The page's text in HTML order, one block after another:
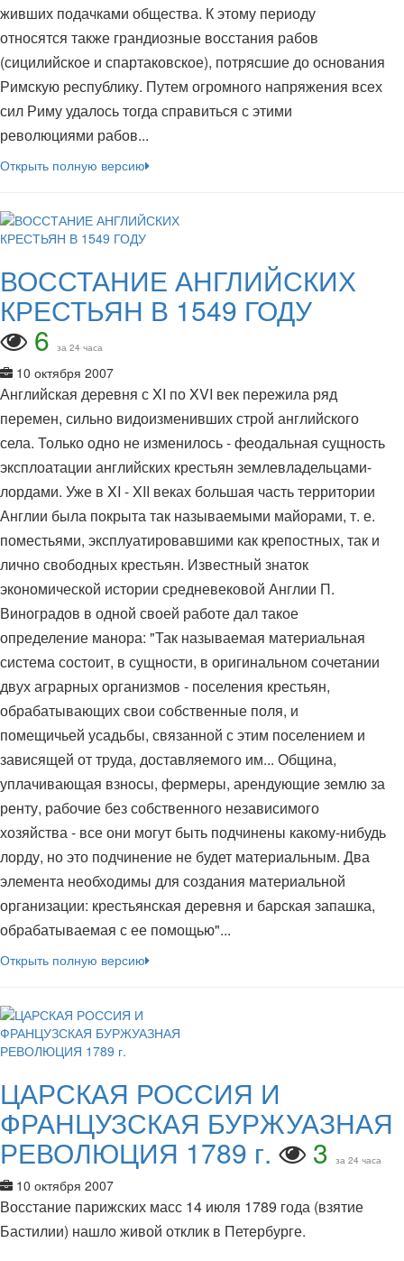
живших подачками общества. К этому периоду
относятся также грандиозные восстания рабов
(сицилийское и спартаковское), потрясшие до основания
Римскую республику. Путем огромного напряжения всех
сил Риму удалось тогда справиться с этими
революциями рабов...
Открыть полную версию
ВОССТАНИЕ АНГЛИЙСКИХ
КРЕСТЬЯН В 1549 ГОДУ
6 за 24 часа
10 октября 2007
Английская деревня с XI по XVI век пережила ряд
перемен, сильно видоизменивших строй английского
села. Только одно не изменилось - феодальная сущность
эксплоатации английских крестьян землевладельцами-
лордами. Уже в XI - XII веках большая часть территории
Англии была покрыта так называемыми майорами, т. е.
поместьями, эксплуатировавшими как крепостных, так и
лично свободных крестьян. Известный знаток
экономической истории средневековой Англии П.
Виноградов в одной своей работе дал такое
определение манора: "Так называемая материальная
система состоит, в сущности, в оригинальном сочетании
двух аграрных организмов - поселения крестьян,
обрабатывающих свои собственные поля, и
помещичьей усадьбы, связанной с этим поселением и
зависящей от труда, доставляемого им... Община,
уплачивающая взносы, фермеры, арендующие землю за
ренту, рабочие без собственного независимого
хозяйства - все они могут быть подчинены какому-нибудь
лорду, но это подчинение не будет материальным. Два
элемента необходимы для создания материальной
организации: крестьянская деревня и барская запашка,
обрабатываемая с ее помощью"...
Открыть полную версию
ЦАРСКАЯ РОССИЯ И
ФРАНЦУЗСКАЯ БУРЖУАЗНАЯ
РЕВОЛЮЦИЯ 1789 г. 3 за 24 часа
10 октября 2007
Восстание парижских масс 14 июля 1789 года (взятие
Бастилии) нашло живой отклик в Петербурге.